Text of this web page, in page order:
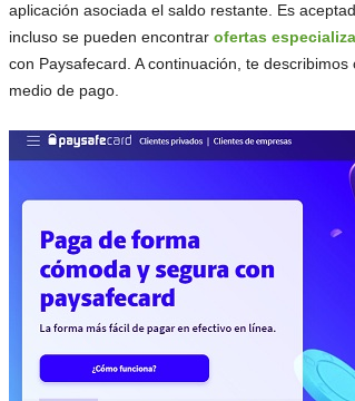
aplicación asociada el saldo restante. Es
incluso se pueden encontrar ofertas
con Paysafecard. A continuación, te
medio de pago.